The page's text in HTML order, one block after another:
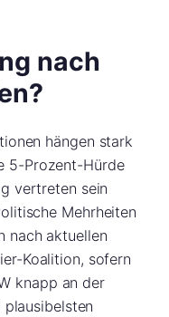
nach
hängen stark
5-Prozent-Hürde
vertreten sein
Mehrheiten
nach aktuellen
Koalition, sofern
knapp an der